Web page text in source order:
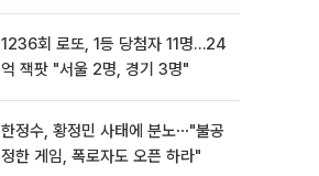
1236회 로또, 1등 당첨자 11명…24
억 잭팟 "서울 2명, 경기 3명"
한정수, 황정민 사태에 분노⋯"불공
정한 게임, 폭로자도 오픈 하라"